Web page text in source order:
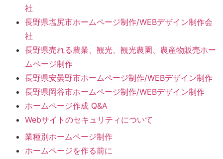
社
長野県塩尻市ホームページ制作/WEBデザイン制作会
社
長野県売れる農業、観光、観光農園、農産物販売ホー
ムページ制作
長野県安曇野市ホームページ制作/WEBデザイン制作
長野県岡谷市ホームページ制作/WEBデザイン制作
ホームページ作成 Q&A
Webサイトのセキュリティについて
業種別ホームページ制作
ホームページを作る前に